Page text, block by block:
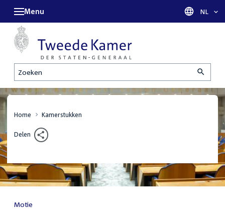
Zoeken
Menu Taal
NL
Home Kamerstukken
Delen
Motie